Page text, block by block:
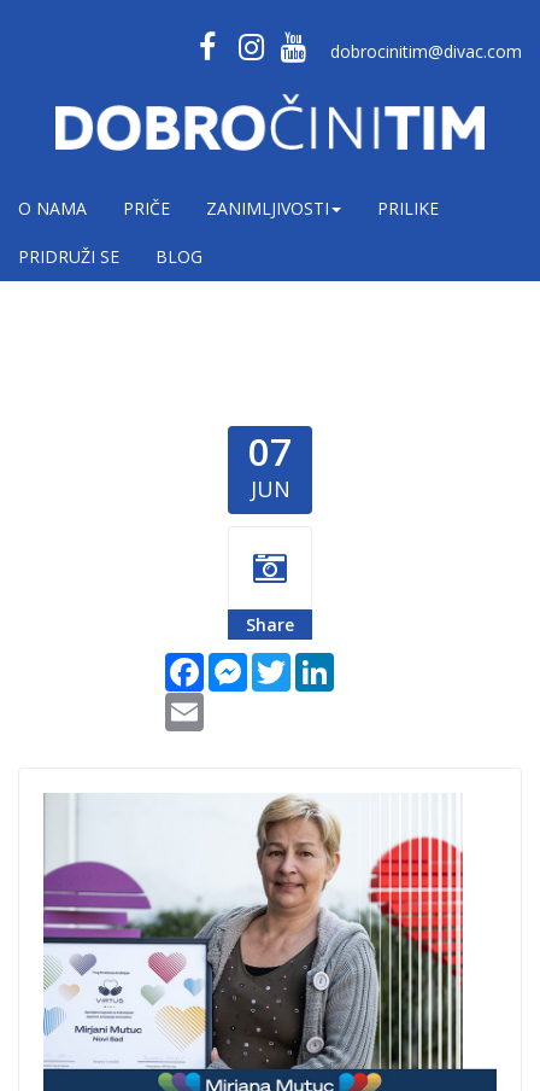
dobrocinitim@divac.com
O NAMA PRIČE ZANIMLJIVOSTI PRILIKE
PRIDRUŽI SE BLOG
07
JUN
Share
FacebookMessenger
Twitter
mirjana mutuc
cover.jpg